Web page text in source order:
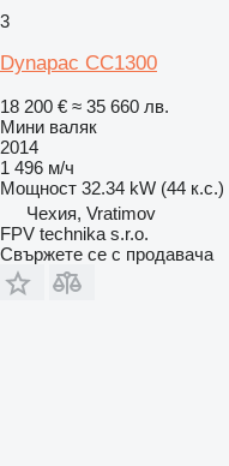
3
Dynapac CC1300
18 200 € ≈ 35 660 лв.
Мини валяк
2014
1 496 м/ч
Мощност 32.34 kW (44 к.с.)
Чехия, Vratimov
FPV technika s.r.o.
Свържете се с продавача